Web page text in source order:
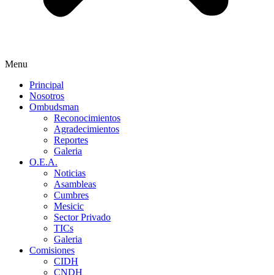
Menu
Principal
Nosotros
Ombudsman
Reconocimientos
Agradecimientos
Reportes
Galeria
O.E.A.
Noticias
Asambleas
Cumbres
Mesicic
Sector Privado
TICs
Galeria
Comisiones
CIDH
CNDH